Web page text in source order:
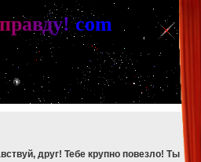
phpbb/db/driver/mysqli.php
phpbb/db/driver/mysqli.php 329
phpbb/db/driver/mysqli.php on line 265
phpbb/db/driver/mysqli.php on line329
phpbb/db/driver/mysqli.php on line 265
phpbb/db/driver/mysqli.php on line329:
правду! com
друг! Тебе крупно повезло! Ты